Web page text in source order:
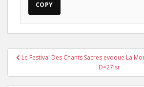
COPY
PostLe Festival Des Chants Sacres evoque La
D=27Isr